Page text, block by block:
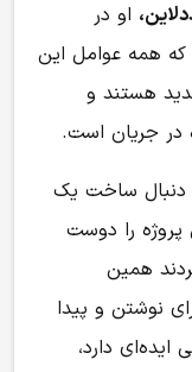
او در
که همه عوامل این
هستند و
در جریان است.
دنبال ساخت یک
را دوست
همین
نوشتن و پیدا
دارد،